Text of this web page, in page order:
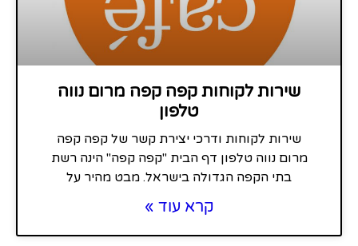
שירות לקוחות קפה קפה מרום נווה
טלפון
שירות לקוחות ודרכי יצירת קשר של קפה קפה
מרום נווה טלפון דף הבית "קפה קפה" הינה רשת
בתי הקפה הגדולה בישראל. מבט מהיר על
קרא עוד »